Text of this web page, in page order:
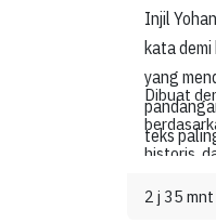
Injil
kata
yang
teks
Dibuat
historis,
dinikmati
2 j 35 mnt